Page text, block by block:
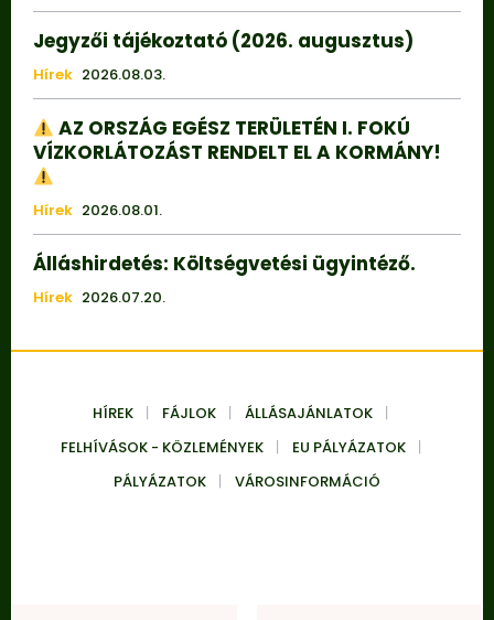
Jegyzői tájékoztató (2026. augusztus)
Hírek 2026.08.03.
AZ ORSZÁG EGÉSZ TERÜLETÉN I. FOKÚ
VÍZKORLÁTOZÁST RENDELT EL A KORMÁNY!
Hírek 2026.08.01.
Álláshirdetés: Költségvetési ügyintéző.
Hírek 2026.07.20.
HÍREK FÁJLOK
ÁLLÁSAJÁNLATOK
FELHÍVÁSOK - KÖZLEMÉNYEK
EU PÁLYÁZATOK
PÁLYÁZATOK
VÁROSINFORMÁCIÓ